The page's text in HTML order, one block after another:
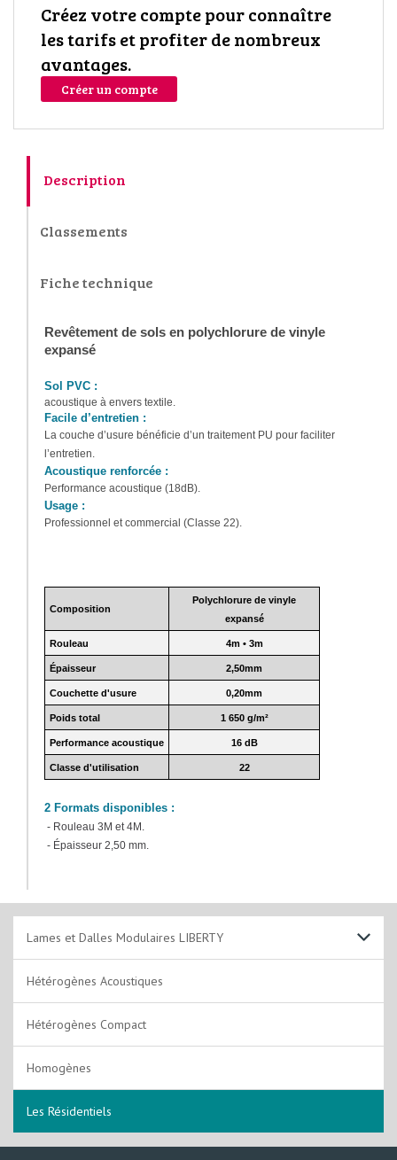
Créez votre compte pour connaître
les tarifs et profiter de nombreux
avantages.
Créer un compte
Description
Classements
Fiche technique
Revêtement de sols en polychlorure de vinyle
expansé
Sol PVC :
acoustique à envers textile.
Facile d’entretien :
La couche d’usure bénéficie d’un traitement PU pour faciliter
l’entretien.
Acoustique renforcée :
Performance acoustique (18dB).
Usage :
Professionnel et commercial (Classe 22).
Composition
Polychlorure de vinyle
expansé
Rouleau 4m • 3m
Épaisseur 2,50mm
Couchette d'usure 0,20mm
Poids total 1 650 g/m²
Performance acoustique 16 dB
Classe d'utilisation 22
2 Formats disponibles :
- Rouleau 3M et 4M.
- Épaisseur 2,50 mm.
Lames et Dalles Modulaires LIBERTY
Plombant
A coller
Clipsable
Clipsable rigide
Hétérogènes Acoustiques
Hétérogènes Compact
Homogènes
Les Résidentiels